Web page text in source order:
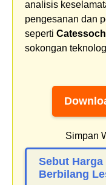
analisis
pengesanan dan
seperti
sokongan
Simpan
Sebut
Berbilang